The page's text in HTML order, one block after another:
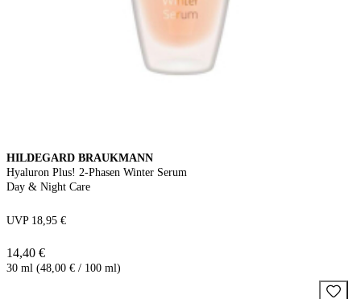
HILDEGARD BRAUKMANN
Hyaluron Plus! 2-Phasen Winter Serum
Day & Night Care
UVP 18,95 €
14,40 €
30 ml (48,00 € / 100 ml)